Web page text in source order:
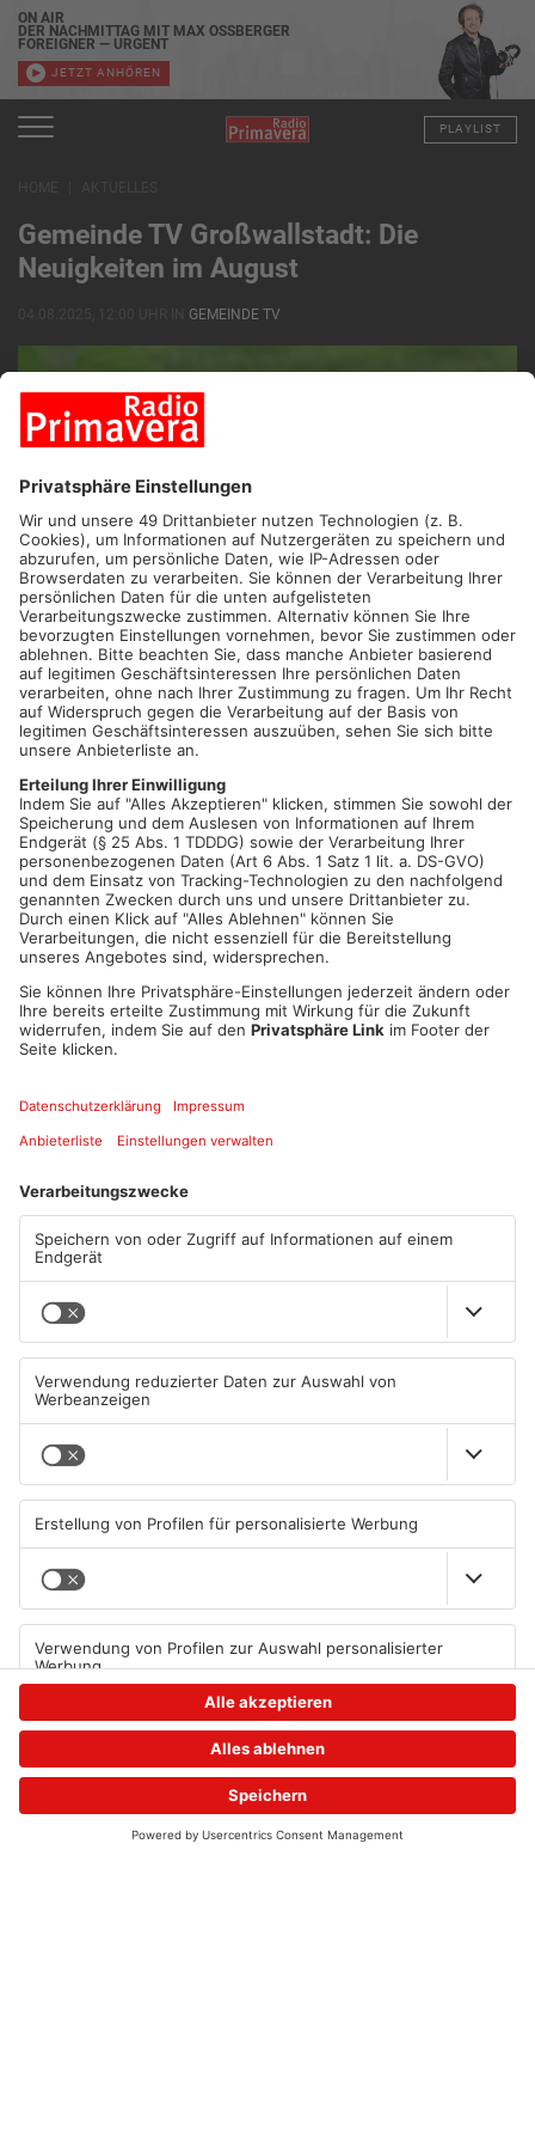
ON AIR
DER NACHMITTAG MIT MAX OSSBERGER
FOREIGNER — URGENT
JETZT ANHÖREN
PLAYLIST
Gemeinde TV Großwallstadt: Die
Neuigkeiten im August
GEMEINDE TV